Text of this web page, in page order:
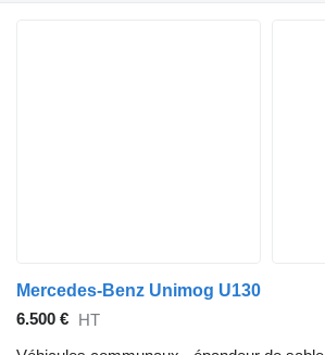
Mercedes-Benz Unimog U130
6.500 € HT